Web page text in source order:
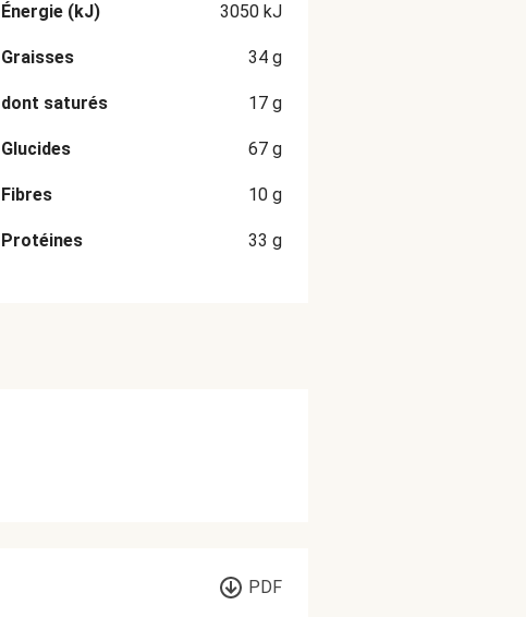
Énergie (kJ) 3050 kJ
Graisses 34 g
dont saturés 17 g
Glucides 67 g
Fibres 10 g
Protéines 33 g
PDF